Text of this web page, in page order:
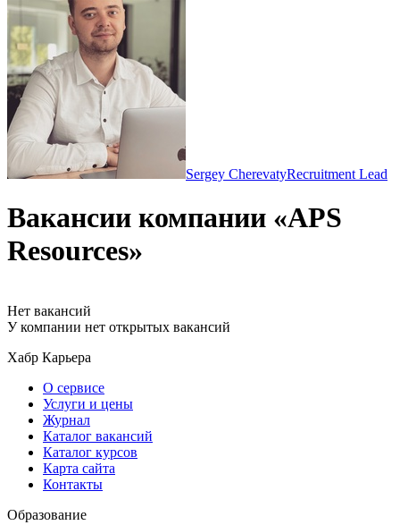
Sergey CherevatyRecruitment Lead
Вакансии компании «APS
Resources»
Нет вакансий
У компании нет открытых вакансий
Хабр Карьера
О сервисе
Услуги и цены
Журнал
Каталог вакансий
Каталог курсов
Карта сайта
Контакты
Образование